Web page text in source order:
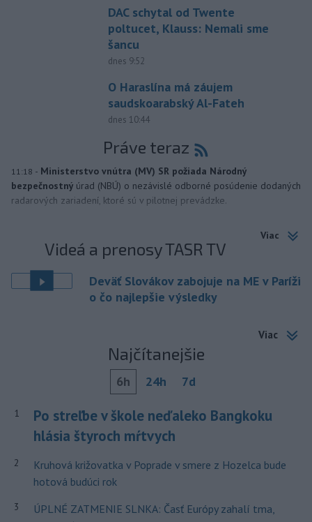
DAC schytal od Twente
poltucet, Klauss: Nemali sme
šancu
dnes 9:52
O Haraslína má záujem
saudskoarabský Al-Fateh
dnes 10:44
Práve teraz
11:18 - Ministerstvo vnútra (MV) SR požiada Národný
bezpečnostný úrad (NBÚ) o nezávislé odborné posúdenie dodaných
radarových zariadení, ktoré sú v pilotnej prevádzke.
Viac
Videá a prenosy TASR TV
Deväť Slovákov zabojuje na ME v Paríži
o čo najlepšie výsledky
Viac
Najčítanejšie
6h 24h 7d
1
Po streľbe v škole neďaleko Bangkoku
hlásia štyroch mŕtvych
2
Kruhová križovatka v Poprade v smere z Hozelca bude
hotová budúci rok
3
ÚPLNÉ ZATMENIE SLNKA: Časť Európy zahalí tma,